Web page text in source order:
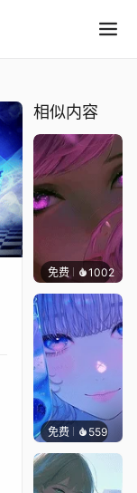
相似内容
免费 1002辰东
免费 559辰东